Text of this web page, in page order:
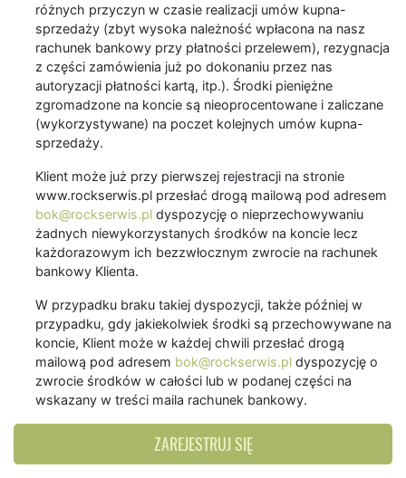
różnych przyczyn w czasie realizacji umów kupna-
sprzedaży (zbyt wysoka należność wpłacona na nasz
rachunek bankowy przy płatności przelewem), rezygnacja
z części zamówienia już po dokonaniu przez nas
autoryzacji płatności kartą, itp.). Środki pieniężne
zgromadzone na koncie są nieoprocentowane i zaliczane
(wykorzystywane) na poczet kolejnych umów kupna-
sprzedaży.
Klient może już przy pierwszej rejestracji na stronie
www.rockserwis.pl przesłać drogą mailową pod adresem
bok@rockserwis.pl dyspozycję o nieprzechowywaniu
żadnych niewykorzystanych środków na koncie lecz
każdorazowym ich bezzwłocznym zwrocie na rachunek
bankowy Klienta.
W przypadku braku takiej dyspozycji, także później w
przypadku, gdy jakiekolwiek środki są przechowywane na
koncie, Klient może w każdej chwili przesłać drogą
mailową pod adresem bok@rockserwis.pl dyspozycję o
zwrocie środków w całości lub w podanej części na
wskazany w treści maila rachunek bankowy.
ZAREJESTRUJ SIĘ